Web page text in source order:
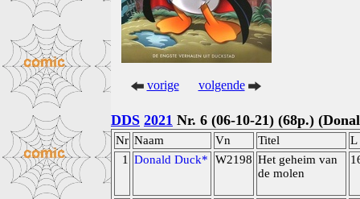
vorige volgende
DDS 2021 Nr. 6 (06-10-21) (68p.)
Nr Naam Vn Titel
L
1
Donald Duck* W2198 Het geheim van
de molen